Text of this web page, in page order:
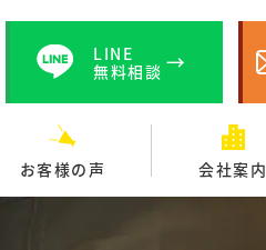
LINE
無料相談
お客様の声 会社案内